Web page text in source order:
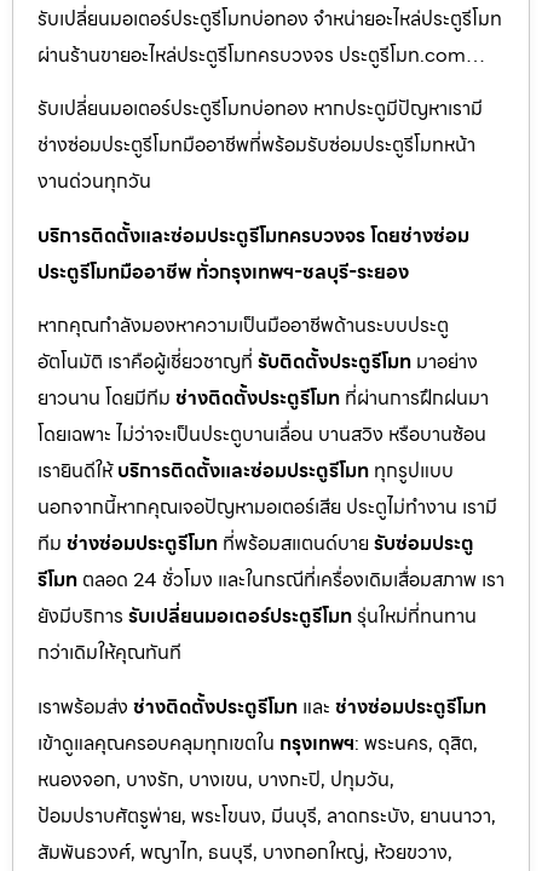
รับเปลี่ยนมอเตอร์ประตูรีโมทบ่อทอง จำหน่ายอะไหล่ประตูรีโมท
ผ่านร้านขายอะไหล่ประตูรีโมทครบวงจร ประตูรีโมท.com…
รับเปลี่ยนมอเตอร์ประตูรีโมทบ่อทอง หากประตูมีปัญหาเรามี
ช่างซ่อมประตูรีโมทมืออาชีพที่พร้อมรับซ่อมประตูรีโมทหน้า
งานด่วนทุกวัน
บริการติดตั้งและซ่อมประตูรีโมทครบวงจร โดยช่างซ่อม
ประตูรีโมทมืออาชีพ ทั่วกรุงเทพฯ-ชลบุรี-ระยอง
หากคุณกำลังมองหาความเป็นมืออาชีพด้านระบบประตู
อัตโนมัติ เราคือผู้เชี่ยวชาญที่ รับติดตั้งประตูรีโมท มาอย่าง
ยาวนาน โดยมีทีม ช่างติดตั้งประตูรีโมท ที่ผ่านการฝึกฝนมา
โดยเฉพาะ ไม่ว่าจะเป็นประตูบานเลื่อน บานสวิง หรือบานซ้อน
เรายินดีให้บริการติดตั้งและซ่อมประตูรีโมท ทุกรูปแบบ
นอกจากนี้หากคุณเจอปัญหามอเตอร์เสีย ประตูไม่ทำงาน เรามี
ทีม ช่างซ่อมประตูรีโมท ที่พร้อมสแตนด์บาย รับซ่อมประตู
รีโมท ตลอด 24 ชั่วโมง และในกรณีที่เครื่องเดิมเสื่อมสภาพ เรา
ยังมีบริการ รับเปลี่ยนมอเตอร์ประตูรีโมทรุ่นใหม่ที่ทนทาน
กว่าเดิมให้คุณทันที
เราพร้อมส่ง ช่างติดตั้งประตูรีโมท และ ช่างซ่อมประตูรีโมท
เข้าดูแลคุณครอบคลุมทุกเขตใน กรุงเทพฯ: พระนคร, ดุสิต,
หนองจอก, บางรัก, บางเขน, บางกะปิ, ปทุมวัน,
ป้อมปราบศัตรูพ่าย, พระโขนง, มีนบุรี, ลาดกระบัง, ยานนาวา,
สัมพันธวงศ์, พญาไท, ธนบุรี, บางกอกใหญ่, ห้วยขวาง,